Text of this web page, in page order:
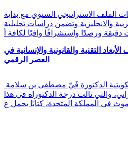
الملف الاستراتيجي السنوي مع بداية
العربية والانجليزية وتضمن دراسات تحليلية
ورصدًا واستشرافًا وافيًا لكافة أ
التقنية والقانونية والإنسانية في
العصر الرقمي
والتي نالت درجة الدكتوراه في هذا
في المملكة المتحدة، كتابًا يحمل ع